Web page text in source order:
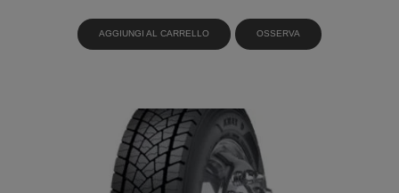
AGGIUNGI AL CARRELLO OSSERVA